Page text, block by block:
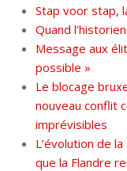
Stap voor stap,
Quand
Message aux
possible »
Le blocage
nouveau conflit
imprévisibles
L’évolution de
que la Flandre